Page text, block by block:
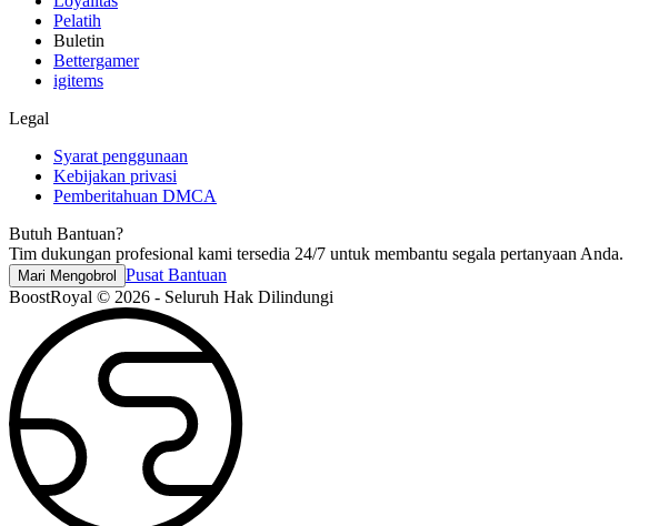
Pelatih
Buletin
Bettergamer
igitems
Legal
Syarat penggunaan
Kebijakan privasi
Pemberitahuan DMCA
Butuh Bantuan?
Tim dukungan profesional kami tersedia 24/7 untuk membantu segala pertanyaan Anda.
Mari Mengobrol
Pusat Bantuan
BoostRoyal © 2026 - Seluruh Hak Dilindungi